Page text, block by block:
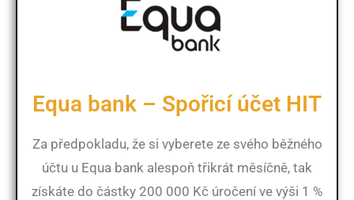
Equa bank – Spořicí účet HIT
Za předpokladu, že si vyberete ze svého běžného
účtu u Equa bank alespoň třikrát měsíčně, tak
získáte do částky 200 000 Kč úročení ve výši 1 %